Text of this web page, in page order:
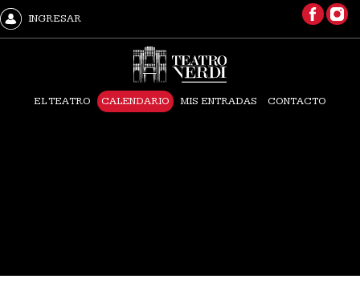
INGRESAR
EL TEATRO CALENDARIO MIS ENTRADAS CONTACTO